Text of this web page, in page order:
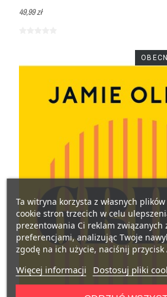
49,99 zł
Ta witryna korzysta z własnych
cookie stron trzecich w celu
prezentowania Ci reklam związanych
preferencjami, analizując Twoje
zgodę na ich użycie, naciśnij przycisk
Więcej informacji Dostosuj pliki